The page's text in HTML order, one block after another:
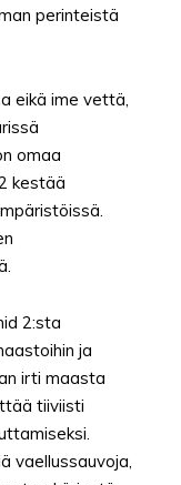
perinteistä
eikä ime vettä,
omaa
kestää
2:sta
ja
irti maasta
tiiviisti
vaellussauvoja,